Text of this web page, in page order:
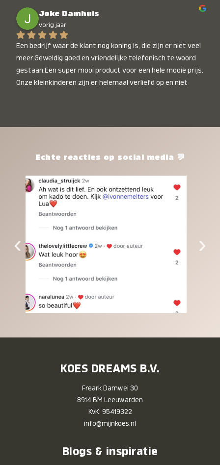
Joke Damhuis
vorig jaar
Een bedrijf waar de klant nog koning is, die zijn er niet veel
meer.Geweldig goed en vriendelijke telefonisch te woord
gestaan.Een super mooi product voor een hele mooie prijs.
Onze kleinkinderen zijn er helemaal verliefd op en niet
het waard.Echte reacties op social media 💬
‹ ›
KOES DREAMS B.V.
Freark Damwei 30
8914 BM Leeuwarden
KvK: 95419322
info@mijnkoes.nl
Blogs & inspiratie